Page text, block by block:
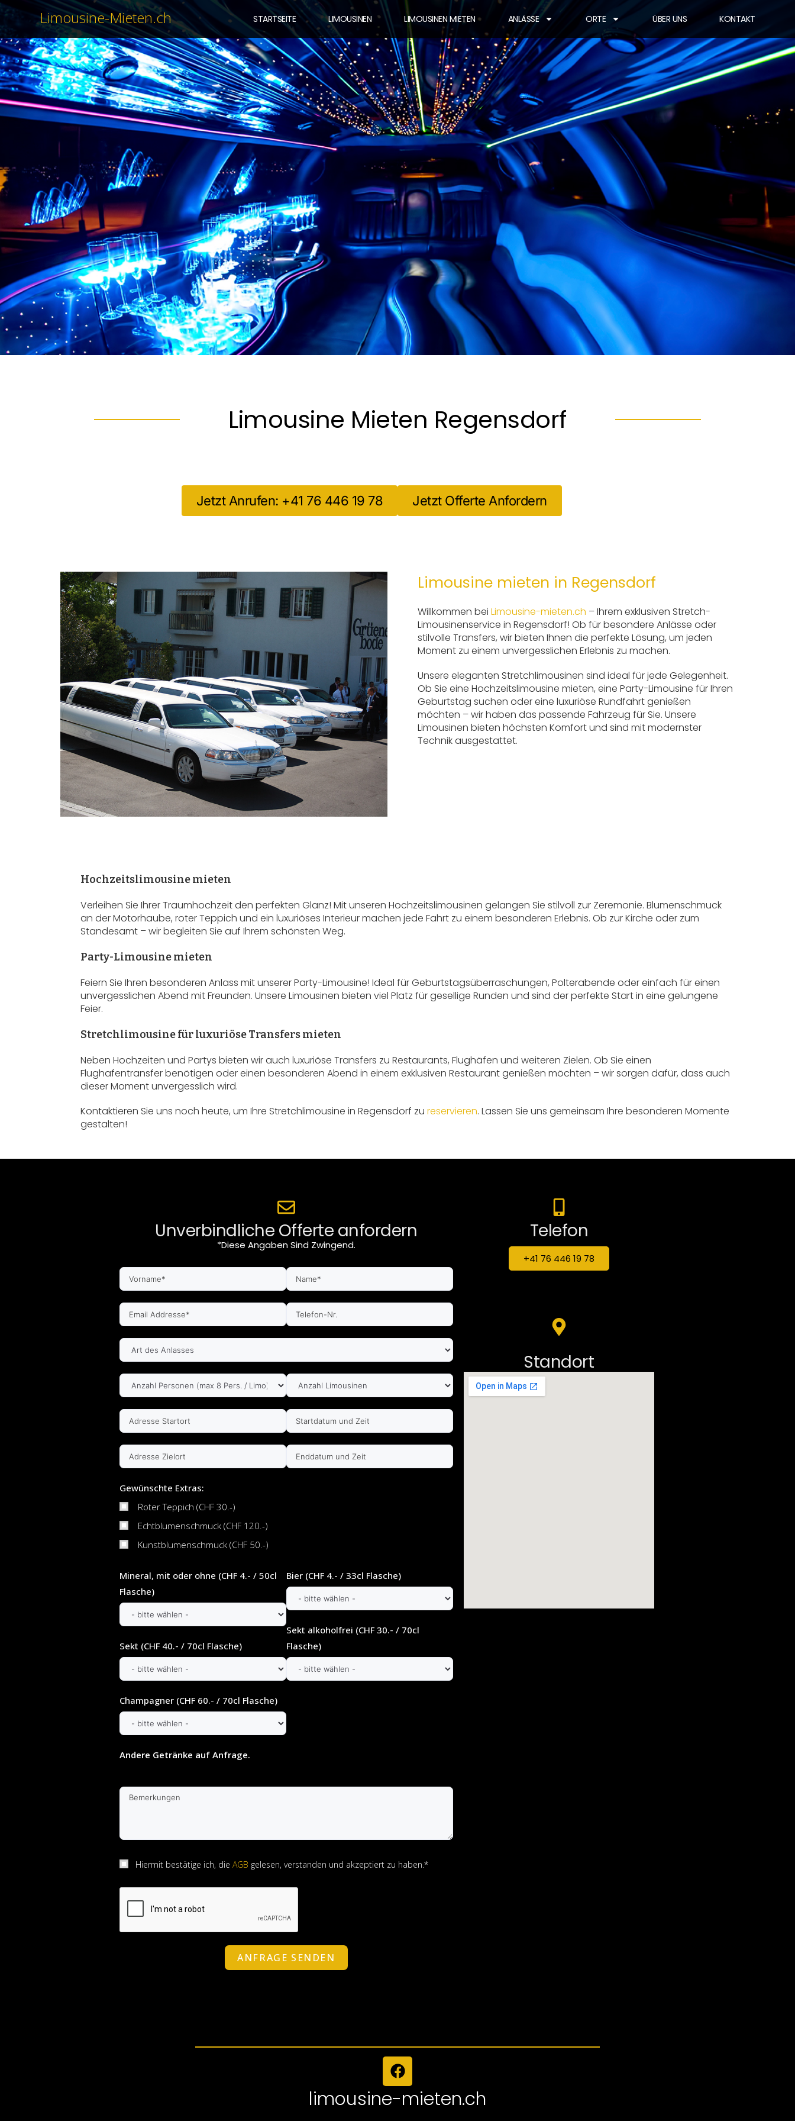
Limousine-Mieten.ch STARTSEITE LIMOUSINEN LIMOUSINEN MIETEN ANLÄSSE ORTE ÜBER UNS KONTAKT
Limousine Mieten Regensdorf
Jetzt Anrufen: +41 76 446 19 78 Jetzt Offerte Anfordern
Limousine mieten in Regensdorf
Willkommen beiLimousine-mieten.ch – Ihrem exklusiven Stretch-
Limousinenservice in Regensdorf! Ob für besondere Anlässe oder
stilvolle Transfers, wir bieten Ihnen die perfekte Lösung, um jeden
Moment zu einem unvergesslichen Erlebnis zu machen.
Unsere eleganten Stretchlimousinen sind ideal für jede Gelegenheit.
Ob Sie eine Hochzeitslimousine mieten, eine Party-Limousine für Ihren
Geburtstag suchen oder eine luxuriöse Rundfahrt genießen
möchten – wir haben das passende Fahrzeug für Sie. Unsere
Limousinen bieten höchsten Komfort und sind mit modernster
Technik ausgestattet.
Hochzeitslimousine mieten
Verleihen Sie Ihrer Traumhochzeit den perfekten Glanz! Mit unseren Hochzeitslimousinen gelangen Sie stilvoll zur Zeremonie. Blumenschmuck
an der Motorhaube, roter Teppich und ein luxuriöses Interieur machen jede Fahrt zu einem besonderen Erlebnis. Ob zur Kirche oder zum
Standesamt – wir begleiten Sie auf Ihrem schönsten Weg.
Party-Limousine mieten
Feiern Sie Ihren besonderen Anlass mit unserer Party-Limousine! Ideal für Geburtstagsüberraschungen, Polterabende oder einfach für einen
unvergesslichen Abend mit Freunden. Unsere Limousinen bieten viel Platz für gesellige Runden und sind der perfekte Start in eine gelungene
Feier.
Stretchlimousine für luxuriöse Transfers mieten
Neben Hochzeiten und Partys bieten wir auch luxuriöse Transfers zu Restaurants, Flughäfen und weiteren Zielen. Ob Sie einen
Flughafentransfer benötigen oder einen besonderen Abend in einem exklusiven Restaurant genießen möchten – wir sorgen dafür, dass auch
dieser Moment unvergesslich wird.
Kontaktieren Sie uns noch heute, um Ihre Stretchlimousine in Regensdorf zureservieren. Lassen Sie uns gemeinsam Ihre besonderen Momente
gestalten!
Unverbindliche Offerte anfordern
*Diese Angaben Sind Zwingend.
Gewünschte Extras:
Roter Teppich (CHF 30.-)
Echtblumenschmuck (CHF 120.-)
Kunstblumenschmuck (CHF 50.-)
Mineral, mit oder ohne (CHF 4.- / 50cl
Flasche)
Sekt (CHF 40.- / 70cl Flasche)
Champagner (CHF 60.- / 70cl Flasche)
Bier (CHF 4.- / 33cl Flasche)
Sekt alkoholfrei (CHF 30.- / 70cl
Flasche)
Andere Getränke auf Anfrage.
Hiermit bestätige ich, die AGB gelesen, verstanden und akzeptiert zu haben.*
ANFRAGE SENDEN
Telefon
+41 76 446 19 78
Standort
limousine-mieten.ch